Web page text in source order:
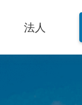
法人